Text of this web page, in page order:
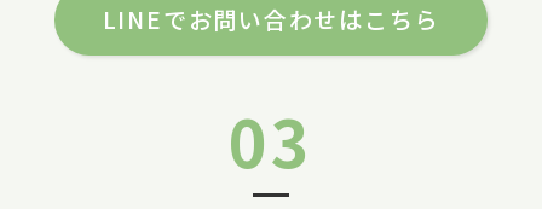
LINEでお問い合わせはこちら
03